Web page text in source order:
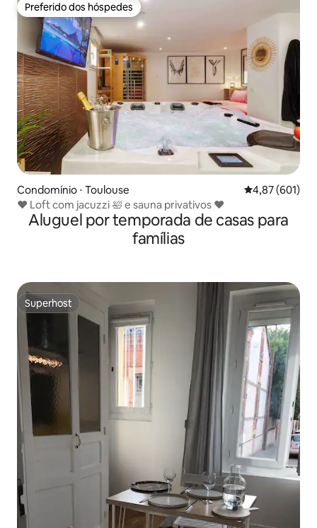
Preferido dos hóspedes
Preferido dos hóspedes
Condomínio ⋅ Toulouse 4,87 de uma
4,87 (601)
♥️ Loft com jacuzzi 🛀 e sauna privativos ♥️
Aluguel por temporada de casas para
famílias
Superhost
Superhost